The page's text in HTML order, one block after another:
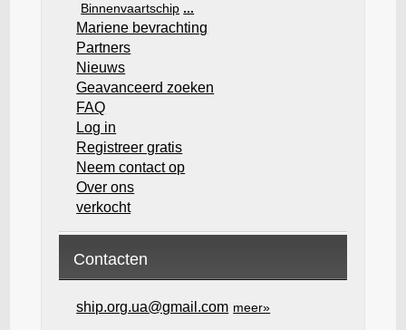
Binnenvaartschip ...
Mariene bevrachting
Partners
Nieuws
Geavanceerd zoeken
FAQ
Log in
Registreer gratis
Neem contact op
Over ons
verkocht
Contacten
ship.org.ua@gmail.com meer»